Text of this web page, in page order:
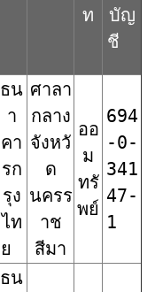
ท
บัญ
ชี
ธน
า
คา
รก
รุง
ไท
ย
ศาลา
กลาง
จังหวั
ด
นครร
าช
สีมา
ออ
ม
ทรั
พย์
694
-0-
341
47-
1
ธน